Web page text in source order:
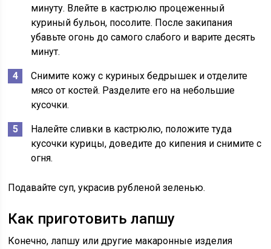
минуту. Влейте в кастрюлю процеженный
куриный бульон, посолите. После закипания
убавьте огонь до самого слабого и варите десять
минут.
Снимите кожу с куриных бедрышек и отделите
мясо от костей. Разделите его на небольшие
кусочки.
Налейте сливки в кастрюлю, положите туда
кусочки курицы, доведите до кипения и снимите с
огня.
Подавайте суп, украсив рубленой зеленью.
Как приготовить лапшу
Конечно, лапшу или другие макаронные изделия